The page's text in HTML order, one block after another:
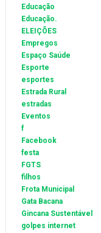
Educação
Educação.
ELEIÇÕES
Empregos
Espaço Saúde
Esporte
esportes
Estrada Rural
estradas
Eventos
f
Facebook
festa
FGTS
filhos
Frota Municipal
Gata Bacana
Gincana Sustentável
golpes internet